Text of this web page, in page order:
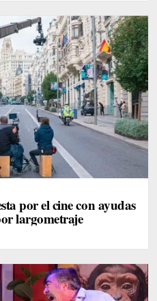
por el cine con ayudas
largometraje